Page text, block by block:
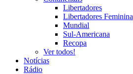
Libertadores
Libertadores Feminina
Mundial
Sul-Americana
Recopa
Ver todos!
Notícias
Rádio